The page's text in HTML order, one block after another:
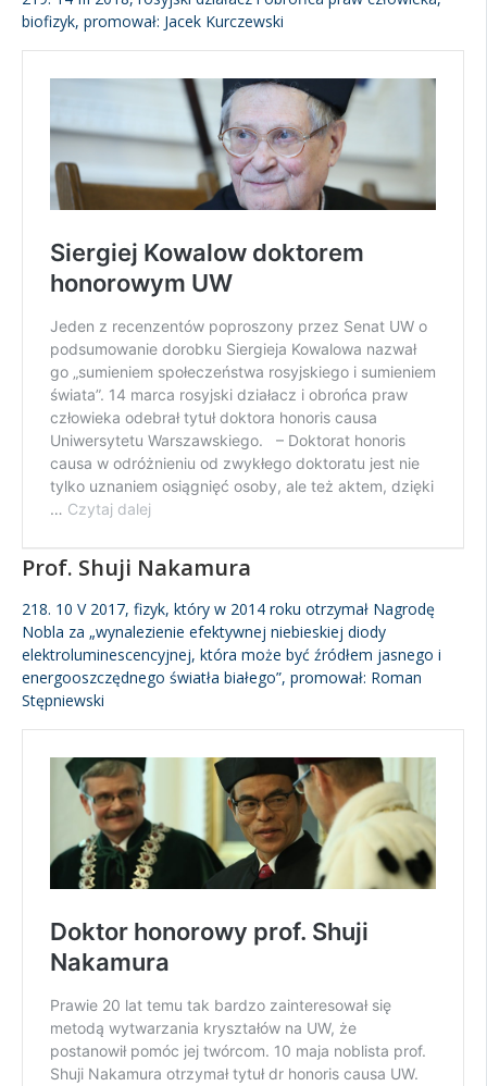
biofizyk, promował: Jacek Kurczewski
Prof. Shuji Nakamura
218. 10 V 2017, fizyk, który w 2014 roku otrzymał Nagrodę
Nobla za „wynalezienie efektywnej niebieskiej diody
elektroluminescencyjnej, która może być źródłem jasnego i
energooszczędnego światła białego”, promował: Roman
Stępniewski